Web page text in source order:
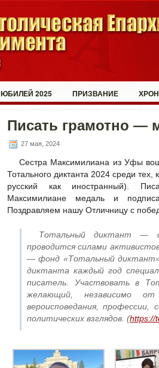
ЮБИЛЕЙ 2025 ПРИЗВАНИЕ
Писать грамотно —
27 мая, 2024
Сестра Максимилиана из Уфы
Тотального диктанта 2024 среди тех,
русский как иностранный).
Максимилиане медаль и
Поздравляем нашу Отличницу с
Тотальный диктант —
проводится силами
— фонд «Тотальный диктант»
диктанта каждый год
писатель. Участвовать в
желающий, независимо от
вероисповедания, профессии,
политических взглядов. (https://